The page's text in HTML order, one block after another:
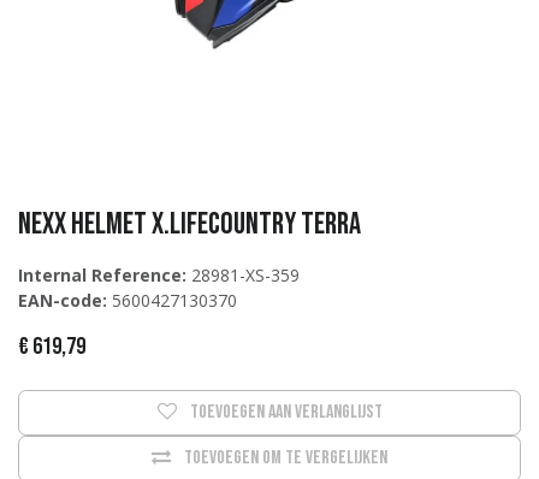
NEXX Helmet X.Lifecountry TERRA
Internal Reference: 28981-XS-359
EAN-code: 5600427130370
€ 619,79
Toevoegen om te vergelijken
Toevoegen aan verlanglijst